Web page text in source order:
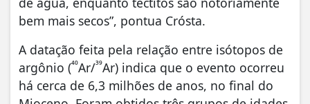
bem mais secos”, pontua Crósta.
A datação feita pela relação entre isótopos de
argônio (⁴⁰Ar/³⁹Ar) indica que o evento ocorreu
há cerca de 6,3 milhões de anos, no final do